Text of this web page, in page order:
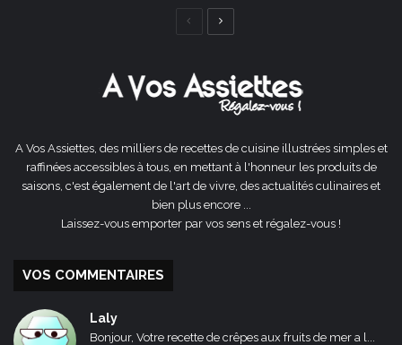
Page
A Vos Assiettes, des milliers de recettes de cuisine illustrées simples et
raffinées accessibles à tous, en mettant à l'honneur les produits de
saisons, c'est également de l'art de vivre, des actualités culinaires et
bien plus encore ...
Laissez-vous emporter par vos sens et régalez-vous !
VOS COMMENTAIRES
Laly
Bonjour, Votre recette de crêpes aux fruits de mer a l...